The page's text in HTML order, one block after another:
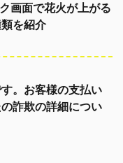
画面で花火が上がる
を紹介
。お客様の支払い
詐欺の詳細につい